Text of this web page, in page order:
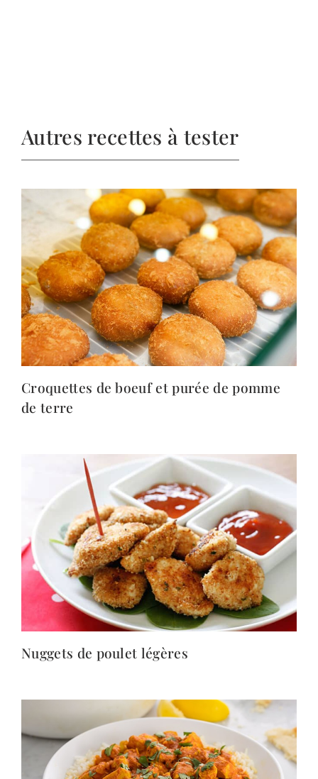
Autres recettes à tester
Croquettes de boeuf et purée de pomme
de terre
Nuggets de poulet légères